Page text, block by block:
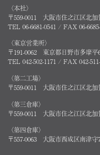
〈本社〉
〒559-0011 大阪市住之江区北加
TEL 06-6681-0541 / FAX 06-
〈東京営業所〉
〒191-0062 東京都日野市多摩平
TEL 042-502-1171 / FAX 042-
〈第二工場〉
〒559-0011 大阪市住之江区北加
〈第三倉庫〉
〒559-0011 大阪市住之江区北加
〈第四倉庫〉
〒557-0063 大阪市西成区南津守